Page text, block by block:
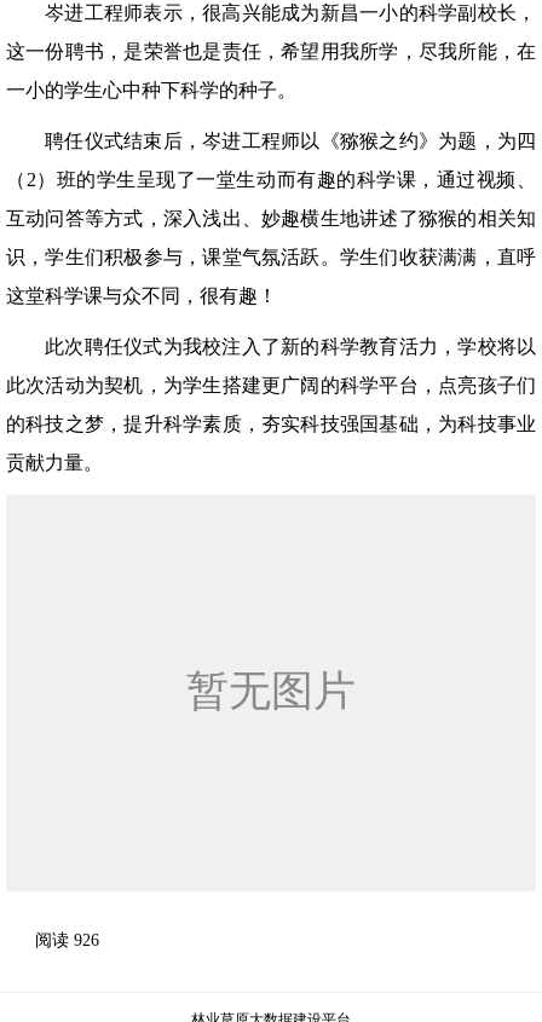
岑进工程师表示，很高兴能成为新昌一小的科学副校长，
这一份聘书，是荣誉也是责任，希望用我所学，尽我所能，在
一小的学生心中种下科学的种子。
聘任仪式结束后，岑进工程师以《猕猴之约》为题，为四
（2）班的学生呈现了一堂生动而有趣的科学课，通过视频、
互动问答等方式，深入浅出、妙趣横生地讲述了猕猴的相关知
识，学生们积极参与，课堂气氛活跃。学生们收获满满，直呼
这堂科学课与众不同，很有趣！
此次聘任仪式为我校注入了新的科学教育活力，学校将以
此次活动为契机，为学生搭建更广阔的科学平台，点亮孩子们
的科技之梦，提升科学素质，夯实科技强国基础，为科技事业
贡献力量。
阅读 926